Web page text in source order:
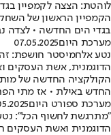
לוהטת: הצצה לקמפיין
הקמפיין הראשון של
בגדי הים החדשה • לצדה
מערכת היום07.05.2025
נטע אלחמיסטר חושפת:
הדוגמנית, אשת העסקים
החדש באילת • אז מתי
מערכת ספורט היום
"מתרגשת לחשוף הכל":
הדוגמנית ואשת